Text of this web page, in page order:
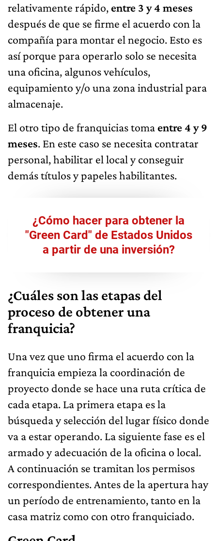
relativamente rápido, entre 3 y 4 meses
después de que se firme el acuerdo con la
compañía para montar el negocio. Esto es
así porque para operarlo solo se necesita
una oficina, algunos vehículos,
equipamiento y/o una zona industrial para
almacenaje.
El otro tipo de franquicias toma entre 4 y 9
meses. En este caso se necesita contratar
personal, habilitar el local y conseguir
demás títulos y papeles habilitantes.
¿Cómo hacer para obtener la
"Green Card" de Estados Unidos
a partir de una inversión?
¿Cuáles son las etapas del
proceso de obtener una
franquicia?
Una vez que uno firma el acuerdo con la
franquicia empieza la coordinación de
proyecto donde se hace una ruta crítica de
cada etapa. La primera etapa es la
búsqueda y selección del lugar físico donde
va a estar operando. La siguiente fase es el
armado y adecuación de la oficina o local.
A continuación se tramitan los permisos
correspondientes. Antes de la apertura hay
un período de entrenamiento, tanto en la
casa matriz como con otro franquiciado.